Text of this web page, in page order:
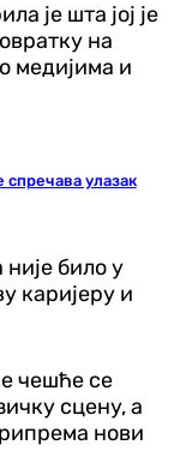
је шта јој је
на
медијима и
спречава улазак
било у
каријеру и
чешће се
сцену, а
нови